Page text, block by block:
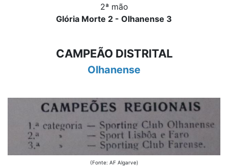
2ª mão
Glória Morte 2 - Olhanense 3
CAMPEÃO DISTRITAL
Olhanense
(Fonte: AF Algarve)